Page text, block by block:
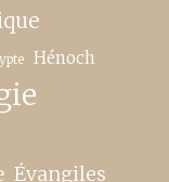
Hénoch
Évangiles